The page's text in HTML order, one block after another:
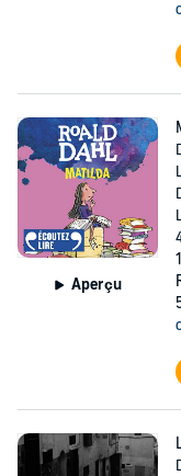
Aperçu